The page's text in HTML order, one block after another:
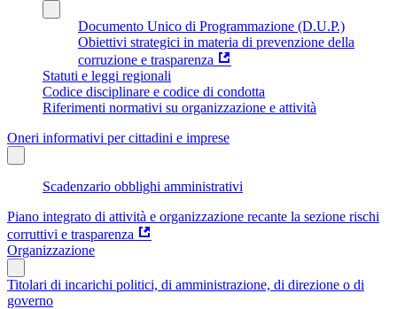
Documento Unico di Programmazione (D.U.P.)
Obiettivi strategici in materia di prevenzione della
corruzione e trasparenza
Statuti e leggi regionali
Codice disciplinare e codice di condotta
Riferimenti normativi su organizzazione e attività
Oneri informativi per cittadini e imprese
Scadenzario obblighi amministrativi
Piano integrato di attività e organizzazione recante la sezione rischi
corruttivi e trasparenza
Organizzazione
Titolari di incarichi politici, di amministrazione, di direzione o di
governo